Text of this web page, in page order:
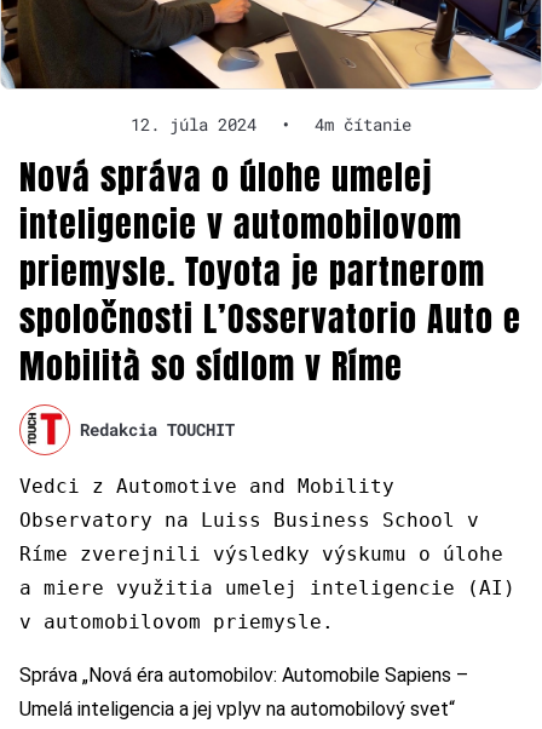
12. júla 2024 • 4m čítanie
Nová správa o úlohe umelej
inteligencie v automobilovom
priemysle. Toyota je partnerom
spoločnosti L’Osservatorio Auto e
Mobilità so sídlom v Ríme
Redakcia TOUCHIT
Vedci z Automotive and Mobility
Observatory na Luiss Business School v
Ríme zverejnili výsledky výskumu o úlohe
a miere využitia umelej inteligencie (AI)
v automobilovom priemysle.
Správa „Nová éra automobilov: Automobile Sapiens –
Umelá inteligencia a jej vplyv na automobilový svet“